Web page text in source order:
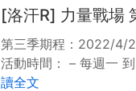
[洛汗R] 力量戰場
第三季期程：2022/4/
活動時間： – 每週一
讀全文